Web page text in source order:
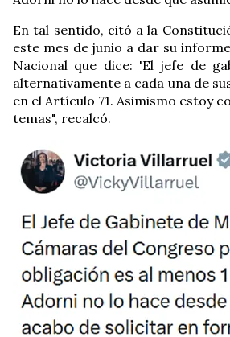
En tal sentido, citó a la
este mes de junio a dar su
Nacional que dice: 'El jefe de
alternativamente a cada una de
en el Artículo 71. Asimismo estoy
temas", recalcó.